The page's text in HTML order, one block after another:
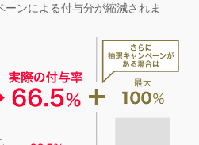
ーンによる付与分が縮減されま